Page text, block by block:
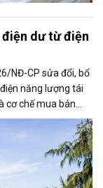
điện dư từ điện
NĐ-CP sửa đổi, bổ
năng lượng tái
cơ chế mua bán
mở rộng, trong
dịch từ 20% lên tối
nghiệp đầu tư